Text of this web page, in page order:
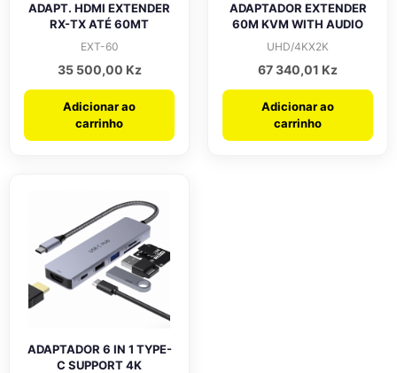
ADAPT. HDMI EXTENDER
RX-TX ATÉ 60MT
EXT-60
35 500,00 Kz
Adicionar ao
carrinho
ADAPTADOR EXTENDER
60M KVM WITH AUDIO
UHD/4KX2K
67 340,01 Kz
Adicionar ao
carrinho
ADAPTADOR 6 IN 1 TYPE-
C SUPPORT 4K